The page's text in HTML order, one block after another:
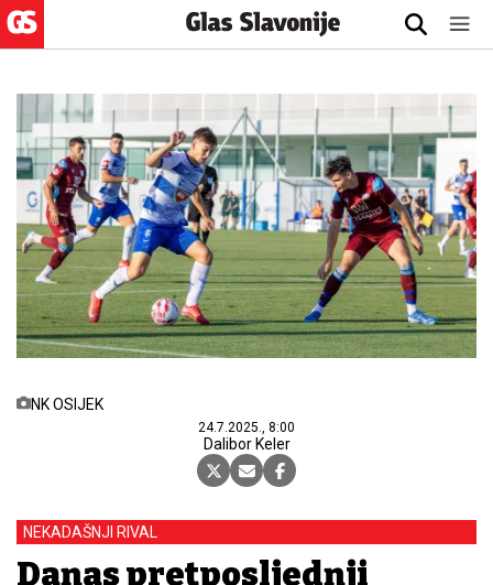
NK OSIJEK
24.7.2025., 8:00
Dalibor Keler
NEKADAŠNJI RIVAL
Danas pretposljednji